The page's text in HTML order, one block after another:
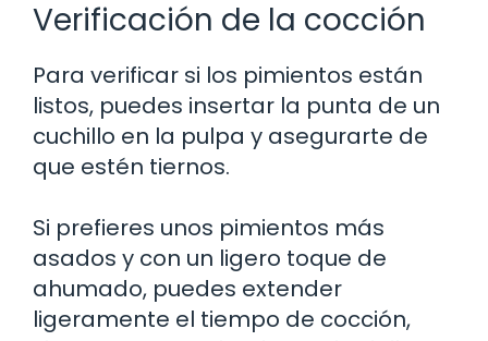
Verificación de la cocción
Para verificar si los pimientos están
listos, puedes insertar la punta de un
cuchillo en la pulpa y asegurarte de
que estén tiernos.
Si prefieres unos pimientos más
asados y con un ligero toque de
ahumado, puedes extender
ligeramente el tiempo de cocción,